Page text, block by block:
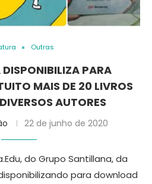
Outras
PARA
MAIS DE 20 LIVROS
AUTORES
22 de junho de 2020
do Grupo Santillana, da
para download